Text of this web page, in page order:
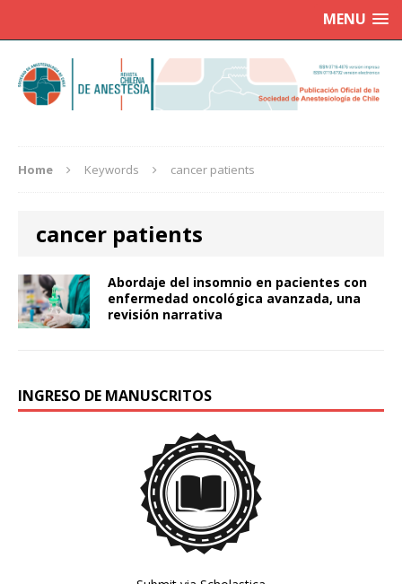
MENU
Home Keywords cancer patients
cancer patients
Abordaje del insomnio en pacientes con
enfermedad oncológica avanzada, una
revisión narrativa
INGRESO DE MANUSCRITOS